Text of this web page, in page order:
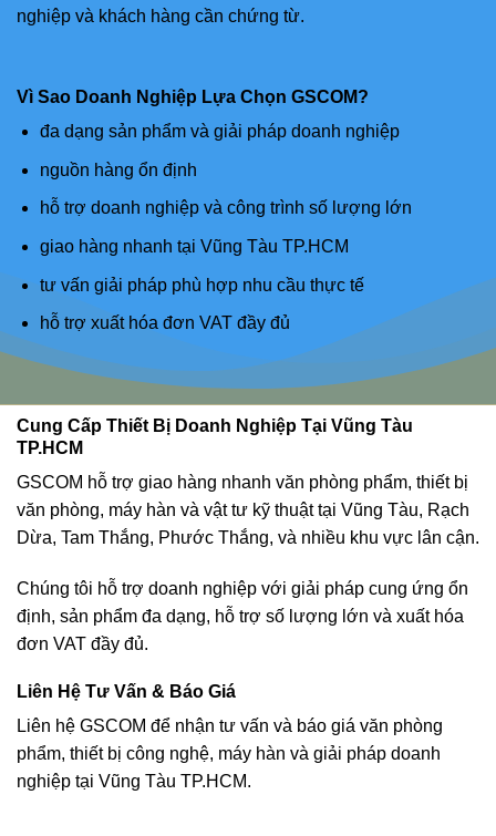
nghiệp và khách hàng cần chứng từ.
Vì Sao Doanh Nghiệp Lựa Chọn GSCOM?
đa dạng sản phẩm và giải pháp doanh nghiệp
nguồn hàng ổn định
hỗ trợ doanh nghiệp và công trình số lượng lớn
giao hàng nhanh tại Vũng Tàu TP.HCM
tư vấn giải pháp phù hợp nhu cầu thực tế
hỗ trợ xuất hóa đơn VAT đầy đủ
Cung Cấp Thiết Bị Doanh Nghiệp Tại Vũng Tàu
TP.HCM
GSCOM hỗ trợ giao hàng nhanh văn phòng phẩm, thiết bị
văn phòng, máy hàn và vật tư kỹ thuật tại Vũng Tàu, Rạch
Dừa, Tam Thắng, Phước Thắng, và nhiều khu vực lân cận.
Chúng tôi hỗ trợ doanh nghiệp với giải pháp cung ứng ổn
định, sản phẩm đa dạng, hỗ trợ số lượng lớn và xuất hóa
đơn VAT đầy đủ.
Liên Hệ Tư Vấn & Báo Giá
Liên hệ GSCOM để nhận tư vấn và báo giá văn phòng
phẩm, thiết bị công nghệ, máy hàn và giải pháp doanh
nghiệp tại Vũng Tàu TP.HCM.